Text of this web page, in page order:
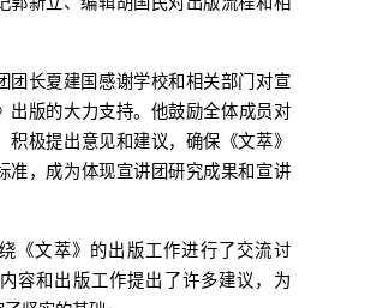
团长夏建国感谢学校和相关部门对宣
出版的大力支持。他鼓励全体成员对
积极提出意见和建议，确保《文萃》
准，成为体现宣讲团研究成果和宣讲
《文萃》的出版工作进行了交流讨
容和出版工作提出了许多建议，为